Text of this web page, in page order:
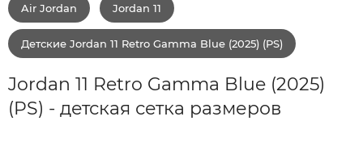
Air Jordan Jordan 11
Детские Jordan 11 Retro Gamma Blue (2025) (PS)
Jordan 11 Retro Gamma Blue (2025)
(PS) - детская сетка размеров